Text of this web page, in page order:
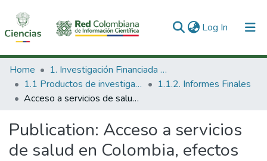
Log In (current)
Communities & Collections
All of DSpace
Home
1. Investigación Financiada con Recursos Públicos
1.1 Productos de investigación
1.1.2. Informes Finales
Acceso a servicios de salud en Colombia, efectos del ingreso y de la disponibilidad de proveedores sobre el uso de servicios médicos en siete ciudades
Publication: Acceso a servicios
de salud en Colombia, efectos